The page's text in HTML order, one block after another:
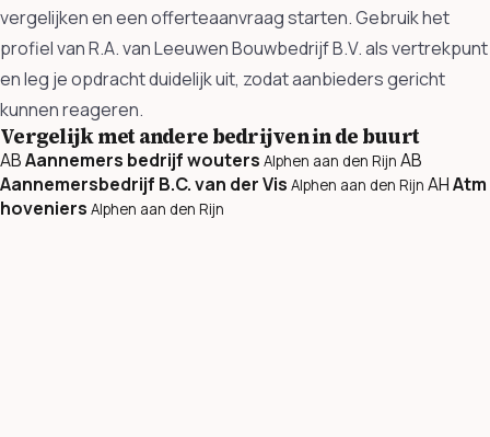
vergelijken en een offerteaanvraag starten. Gebruik het
profiel van R.A. van Leeuwen Bouwbedrijf B.V. als vertrekpunt
en leg je opdracht duidelijk uit, zodat aanbieders gericht
kunnen reageren.
Vergelijk met andere bedrijven in de buurt
ABAannemers bedrijf wouters Alphen aan den Rijn AB
Aannemersbedrijf B.C. van der Vis Alphen aan den Rijn AHAtm
hoveniers Alphen aan den Rijn